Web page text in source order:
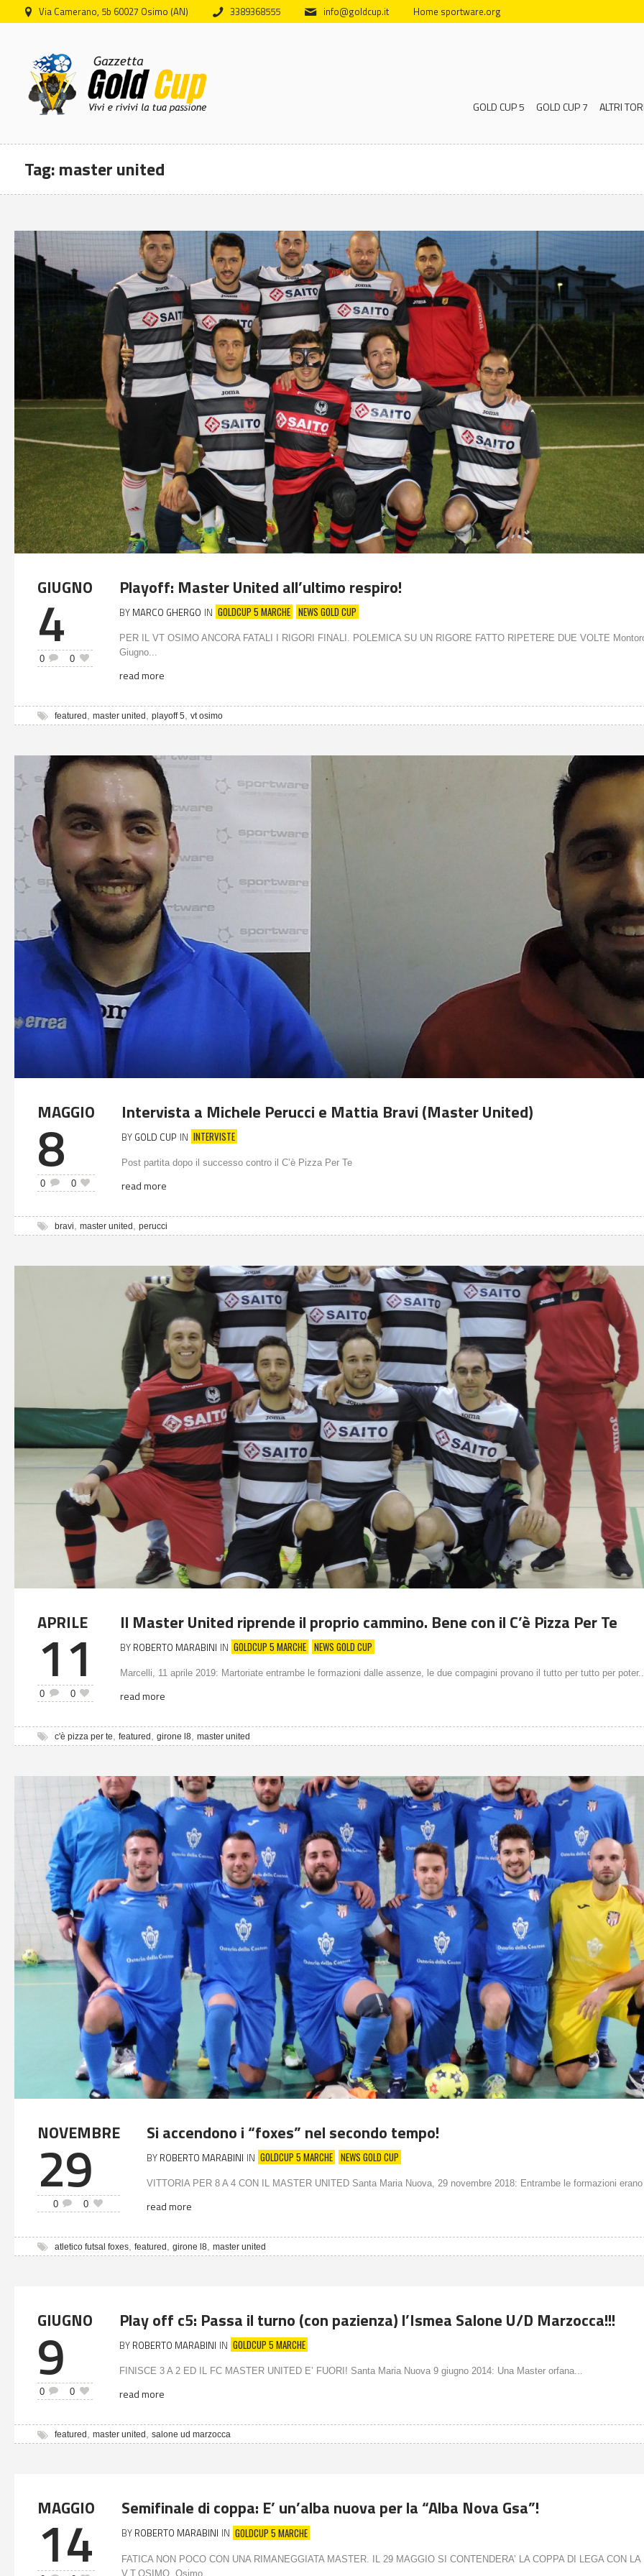
Via Camerano, 5b 60027 Osimo (AN) 3389368555 info@goldcup.it Home sportware.org
GOLD CUP 5 GOLD CUP 7 ALTRI
Tag:master united
GIUGNO
4
0 0
Playoff: Master United all’ultimo respiro!
BY MARCO GHERGO IN GOLDCUP 5 MARCHE NEWS GOLD CUP
PER IL VT OSIMO ANCORA FATALI I RIGORI FINALI. POLEMICA SU UN RIGORE FATTO RIPETERE DUE VOLTE
Giugno...
read more
featured master united playoff 5 vt osimo
MAGGIO
8
0 0
Intervista a Michele Perucci e Mattia Bravi (Master United)
BY GOLD CUP IN INTERVISTE
Post partita dopo il successo contro il C’è Pizza Per Te
read more
bravi master united perucci
APRILE
11
0 0
Il Master United riprende il proprio cammino. Bene con il C’è Pizza Per Te
BY ROBERTO MARABINI IN GOLDCUP 5 MARCHE NEWS GOLD CUP
Marcelli, 11 aprile 2019: Martoriate entrambe le formazioni dalle assenze, le due compagini provano il tutto per tutto per
read more
c'è pizza per te featured girone l8 master united
NOVEMBRE
29
0 0
Si accendono i “foxes” nel secondo tempo!
BY ROBERTO MARABINI IN GOLDCUP 5 MARCHE NEWS GOLD CUP
VITTORIA PER 8 A 4 CON IL MASTER UNITED Santa Maria Nuova, 29 novembre 2018: Entrambe le formazioni
read more
atletico futsal foxes featured girone l8 master united
GIUGNO
9
0 0
Play off c5: Passa il turno (con pazienza) l’Ismea Salone U/D Marzocca!!!
BY ROBERTO MARABINI IN GOLDCUP 5 MARCHE
FINISCE 3 A 2 ED IL FC MASTER UNITED E’ FUORI! Santa Maria Nuova 9 giugno 2014: Una Master orfana...
read more
featured , master united , salone ud marzocca
MAGGIO
14 Semifinale di coppa: E’ un’alba nuova per la “Alba Nova Gsa”!
BY ROBERTO MARABINI IN GOLDCUP 5 MARCHE
FATICA NON POCO CON UNA RIMANEGGIATA MASTER. IL 29 MAGGIO SI CONTENDERA’ LA COPPA DI LEGA CON LA
V.T.OSIMO. Osimo,...